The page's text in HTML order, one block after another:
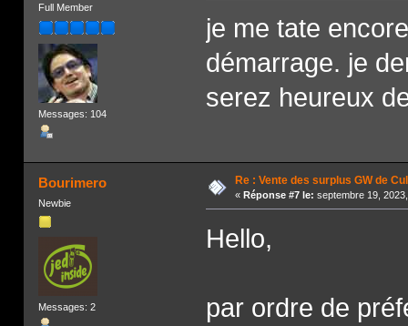
Full Member
Messages: 104
je me tate
démarrage. je
serez heureux
Bourimero
Newbie
Messages: 2
Re : Vente des surplus GW de
« Réponse #7 le: septembre 19,
Hello,
par ordre de